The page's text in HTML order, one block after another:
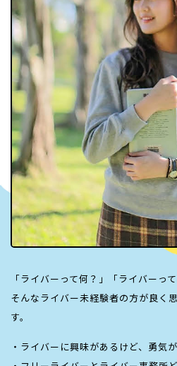
「ライバーって何？」「ライバーっ
そんなライバー未経験者の方が良く
す。
・ライバーに興味があるけど、勇気